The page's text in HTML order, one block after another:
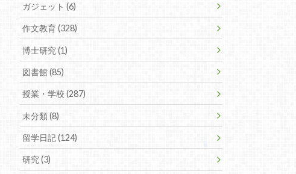
ガジェット (6)
作文教育 (328)
博士研究 (1)
図書館 (85)
授業・学校 (287)
未分類 (8)
留学日記 (124)
研究 (3)